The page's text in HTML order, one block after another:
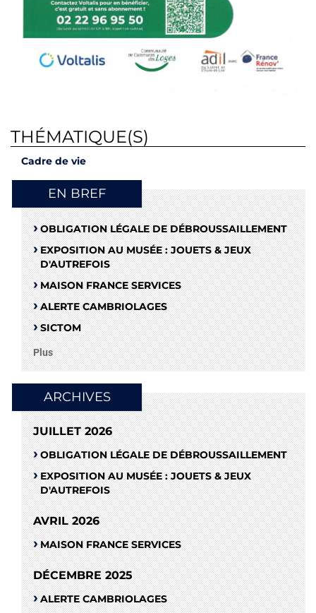
THÉMATIQUE(S)
Cadre de vie
EN BREF
OBLIGATION LÉGALE DE DÉBROUSSAILLEMENT
EXPOSITION AU MUSÉE : JOUETS & JEUX
D'AUTREFOIS
MAISON FRANCE SERVICES
ALERTE CAMBRIOLAGES
SICTOM
Plus
ARCHIVES
JUILLET 2026
OBLIGATION LÉGALE DE DÉBROUSSAILLEMENT
EXPOSITION AU MUSÉE : JOUETS & JEUX
D'AUTREFOIS
AVRIL 2026
MAISON FRANCE SERVICES
DÉCEMBRE 2025
ALERTE CAMBRIOLAGES